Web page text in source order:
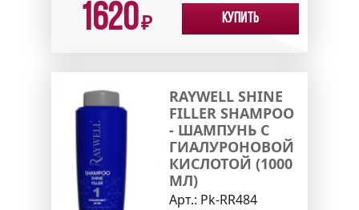
1620₽ Купить
RAYWELL SHINE
FILLER SHAMPOO
- ШАМПУНЬ С
ГИАЛУРОНОВОЙ
КИСЛОТОЙ (1000
МЛ)
Арт.: Pk-RR484